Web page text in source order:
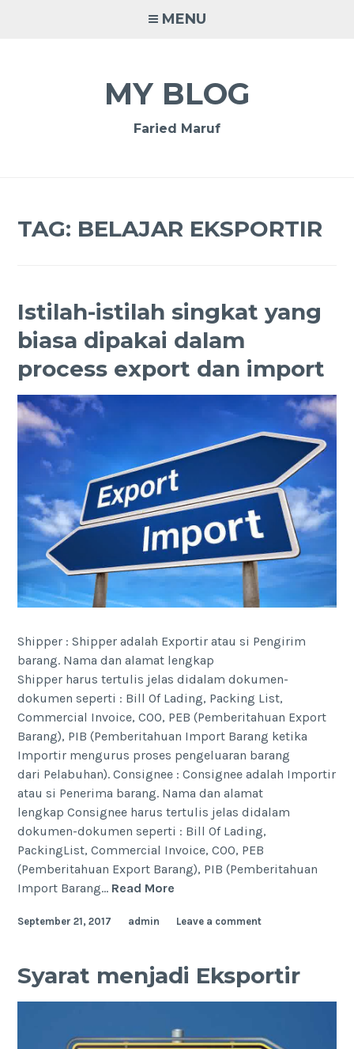
MENU
MY BLOG
Faried Maruf
TAG: BELAJAR EKSPORTIR
Istilah-istilah singkat yang
biasa dipakai dalam
process export dan import
Shipper : Shipper adalah Exportir atau si Pengirim
barang. Nama dan alamat lengkap
Shipper harus tertulis jelas didalam dokumen-
dokumen seperti : Bill Of Lading, Packing List,
Commercial Invoice, COO, PEB (Pemberitahuan Export
Barang), PIB (Pemberitahuan Import Barang ketika
Importir mengurus proses pengeluaran barang
dari Pelabuhan). Consignee : Consignee adalah Importir
atau si Penerima barang. Nama dan alamat
lengkap Consignee harus tertulis jelas didalam
dokumen-dokumen seperti : Bill Of Lading,
PackingList, Commercial Invoice, COO, PEB
(Pemberitahuan Export Barang), PIB (Pemberitahuan
Import Barang… Read More
singkat
biasa
dipakai
dalam
export
September 21, 2017 admin Leave a comment
Syarat menjadi Eksportir